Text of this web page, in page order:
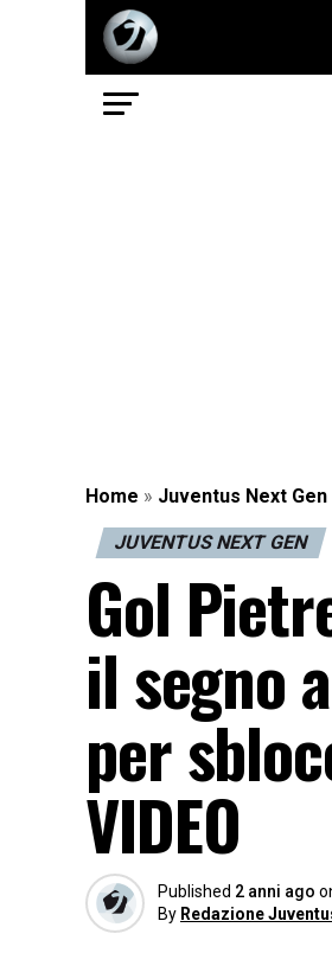
Home » Juventus Next Gen
JUVENTUS NEXT GEN
Gol
il segno
per
VIDEO
Published 2 anni ago
By Redazione